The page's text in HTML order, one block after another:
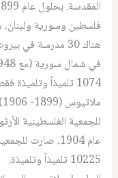
10225 تلميذاً وتلميذة.